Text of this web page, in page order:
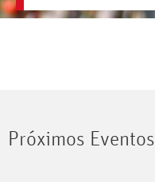
Próximos Eventos